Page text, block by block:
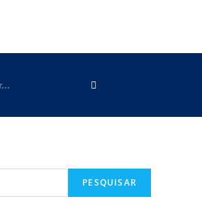
PESQUISAR